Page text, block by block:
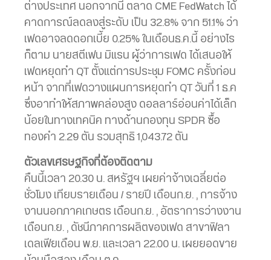
ต่างประเทศ นอกจากนี้ ตลาด CME FedWatch ได้
คาดการณ์ลดลงสู่ระดับ เป็น 32.8% จาก 51.1% ว่า
เฟดอาจลดดอกเบี้ย 0.25% ในเดือนธ.ค.นี้ อย่างไร
ก็ตาม นายสตีเฟน มิแรน ผู้ว่าการเฟด ได้เสนอให้
เฟดหยุดทำ QT ตั้งแต่การประชุม FOMC ครั้งก่อน
หน้า จากที่เฟดวางแผนการหยุดทำ QT วันที่ 1 ธ.ค
ซึ่งอาทำให้สภาพคล่องสูง ดอลลาร์อ่อนค่าได้เล็ก
น้อยในทางเทคนิค ทางด้านกองทุน SPDR ซื้อ
ทองคำ 2.29 ตัน รวมสุทธิ 1,043.72 ตัน
ตัวเลขเศรษฐกิจที่ต้องติดตาม
คืนนี้เวลา 20.30 น. สหรัฐฯ เผยค่าจ้างเฉลี่ยต่อ
ชั่วโมง เทียบรายเดือน / รายปี เดือนก.ย. , การจ้าง
งานนอกภาคเกษตร เดือนก.ย. , อัตราการว่างงาน
เดือนก.ย. , ดัชนีภาคการผลิตของเฟด สาขาฟิลา
เดลเฟียเดือน พ.ย. และเวลา 22.00 น. เผยยอดขาย